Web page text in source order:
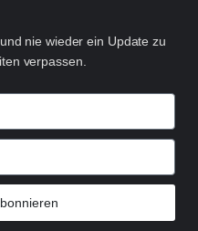
nie wieder ein Update zu
verpassen.